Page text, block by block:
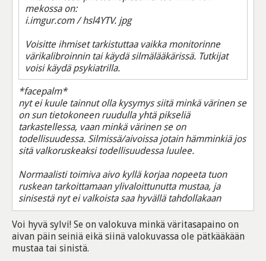
mekossa on:
i.imgur.com / hsl4YTV. jpg
Voisitte ihmiset tarkistuttaa vaikka monitorinne
värikalibroinnin tai käydä silmälääkärissä. Tutkijat
voisi käydä psykiatrilla.
*facepalm*
nyt ei kuule tainnut olla kysymys siitä minkä värinen se
on sun tietokoneen ruudulla yhtä pikseliä
tarkastellessa, vaan minkä värinen se on
todellisuudessa. Silmissä/aivoissa jotain hämminkiä jos
sitä valkoruskeaksi todellisuudessa luulee.
Normaalisti toimiva aivo kyllä korjaa nopeeta tuon
ruskean tarkoittamaan ylivaloittunutta mustaa, ja
sinisestä nyt ei valkoista saa hyvällä tahdollakaan
Voi hyvä sylvi! Se on valokuva minkä väritasapaino on
aivan päin seiniä eikä siinä valokuvassa ole pätkääkään
mustaa tai sinistä.